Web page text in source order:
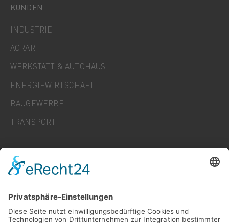
KUNDEN
INDUSTRIE
AGRAR
WERKSTATT & AUTOHAUS
ENERGIEWIRTSCHAFT
BAUGEWERBE
TRANSPORT
KARRIERE
NEWS
FAQ